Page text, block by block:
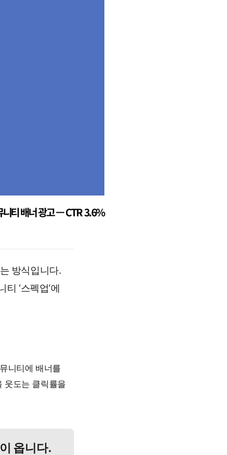
니티 배너 광고 — CTR 3.6%
방식입니다.
‘스펙업’에
니티에 배너를
웃도는 클릭률을
옵니다.